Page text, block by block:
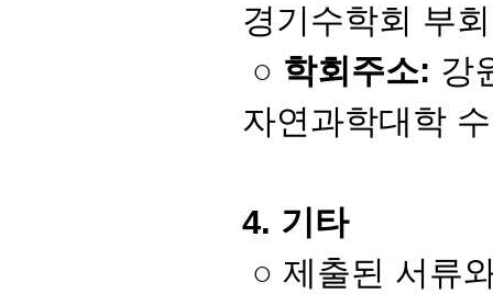
경기수학회 부
○ 학회주소: 강
자연과학대학
4. 기타
○ 제출된 서류